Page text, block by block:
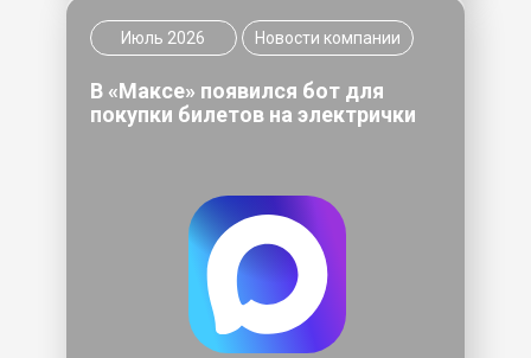
В «Максе» появился бот для
покупки билетов на электрички
Новости компании
Июль 2026